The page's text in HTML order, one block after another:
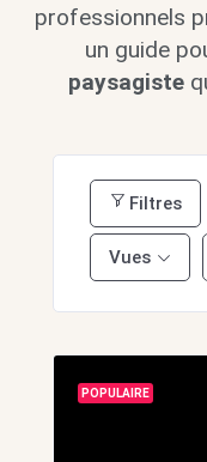
professionnels
un guide
paysagiste
Filtres
Vues
POPULAIRE